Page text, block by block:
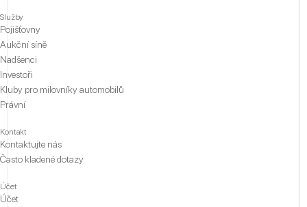
Služby
Pojišťovny
Aukční síně
Nadšenci
Investoři
Kluby pro milovníky automobilů
Právní
Kontakt
Kontaktujte nás
Často kladené dotazy
Účet
Účet